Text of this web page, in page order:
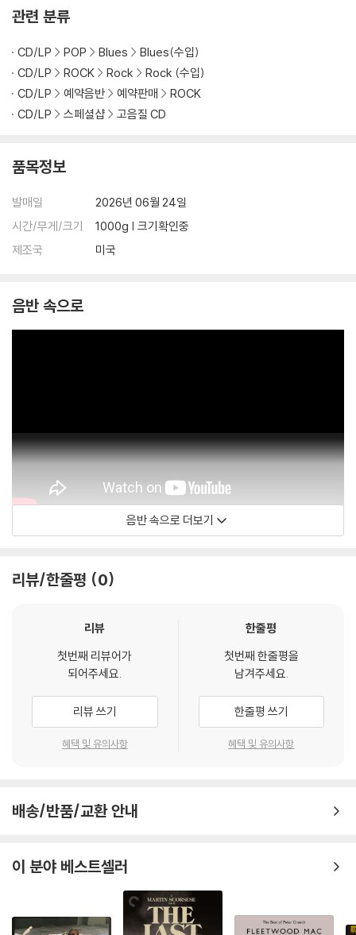
관련 분류
CD/LP POP Blues
Blues(수입)
CD/LP
ROCK Rock
Rock (수입)
CD/LP
예약음반 예약판매
ROCK
CD/LP
스페셜샵 고음질 CD
품목정보
발매일
2026년 06월 24일
시간/무게/크기
1000g | 크기확인중
제조국
미국
음반 속으로
음반 속으로 더보기
리뷰/한줄평 0
리뷰
첫번째 리뷰어가
되어주세요.
리뷰 쓰기
혜택 및 유의사항
한줄평
첫번째 한줄평을
남겨주세요.
한줄평 쓰기
혜택 및 유의사항
배송/반품/교환 안내
이 분야 베스트셀러